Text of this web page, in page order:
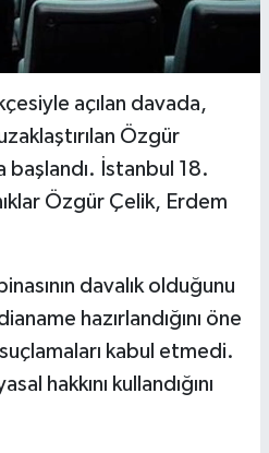
açılan davada,
Özgür
başlandı. İstanbul 18.
Özgür Çelik, Erdem
davalık olduğunu
hazırlandığını öne
kabul etmedi.
hakkını kullandığını